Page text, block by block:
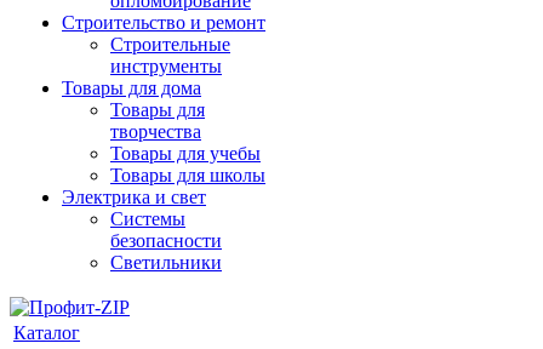
Строительство и ремонт
Строительные
инструменты
Товары для дома
Товары для
творчества
Товары для учебы
Товары для школы
Электрика и свет
Системы
безопасности
Светильники
Каталог